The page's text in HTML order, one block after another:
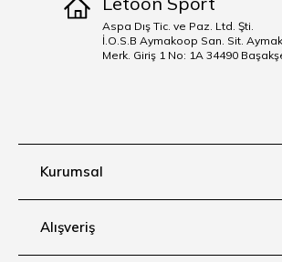
Kurumsal
Alışveriş
Aspa Dış Tic. ve Paz. Ltd. Şti.
İ.O.S.B Aymakoop San. Sit.
Merk. Giriş 1 No: 1A 34490